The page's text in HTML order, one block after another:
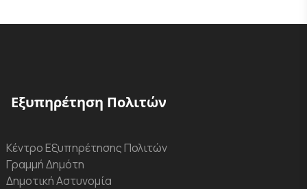
Εξυπηρέτηση Πολιτών
Κέντρο Εξυπηρέτησης Πολιτών
Γραμμή Δημότη
Δημοτική Αστυνομία